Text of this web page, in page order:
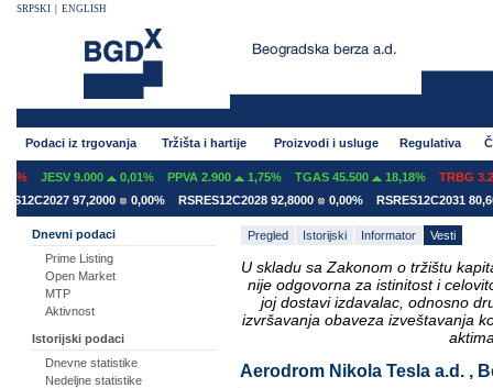
SRPSKI ENGLISH
Podaci iz trgovanja Tržišta i hartije Proizvodi i usluge Regulativa
JESV 9.000 0,01% PPVA 2.900 1,75% TGAS 45.500 18,18%
TRBG
97,2000
0,00% RSRES12C2028 92,8000 0,00% RSRES12C2031
Dnevni podaci
Prime Listing
Open Market
MTP
Aktivnost
Istorijski podaci
Dnevne statistike
Nedeljne statistike
Pregled Istorijski Informator Vesti
U skladu sa Zakonom o tržištu
nije odgovorna za istinitost i
joj dostavi izdavalac, odnosno
izvršavanja obaveza izveštavanja
Aerodrom Nikola Tesla a.d. ,